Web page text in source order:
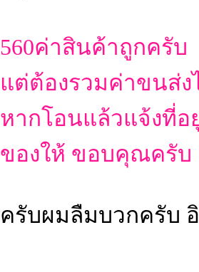
560ค่าสินค้าถูกครับ
แต่ต้องรวมค่าขนส่ง
หากโอนแล้วแจ้งที่อ
ของให้ ขอบคุณครับ
ครับผมลืมบวกครับ